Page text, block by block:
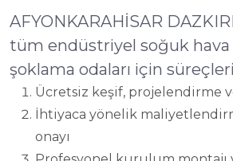
AFYONKARAHİSAR
tüm endüstriyel soğuk hava
şoklama odaları için
Ücretsiz keşif, projelendirme
İhtiyaca yönelik
onayı